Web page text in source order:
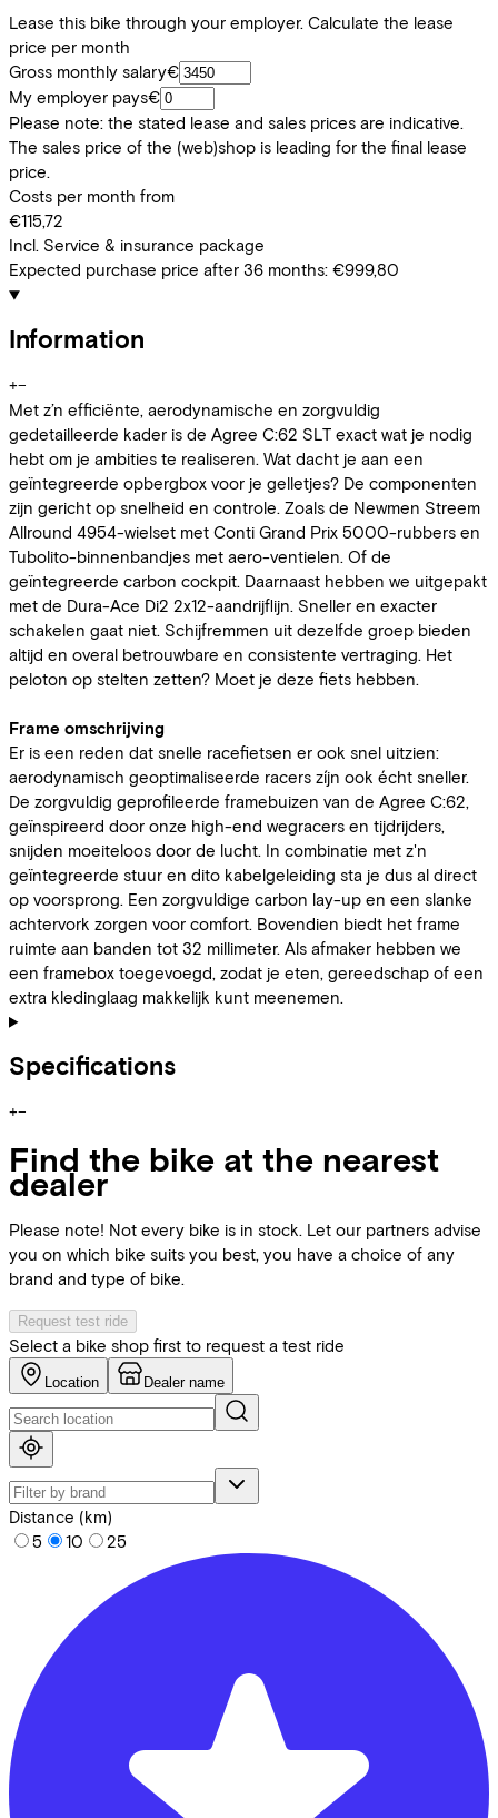
Lease this bike through your employer. Calculate the lease
price per month
Gross monthly salary€
My employer pays€
Please note: the stated lease and sales prices are indicative.
The sales price of the (web)shop is leading for the final lease
price.
Costs per month from
€115,72
Incl. Service & insurance package
Expected purchase price after 36 months: €999,80
Information
+−
Met z’n efficiënte, aerodynamische en zorgvuldig
gedetailleerde kader is de Agree C:62 SLT exact wat je nodig
hebt om je ambities te realiseren. Wat dacht je aan een
geïntegreerde opbergbox voor je gelletjes? De componenten
zijn gericht op snelheid en controle. Zoals de Newmen Streem
Allround 4954-wielset met Conti Grand Prix 5000-rubbers en
Tubolito-binnenbandjes met aero-ventielen. Of de
geïntegreerde carbon cockpit. Daarnaast hebben we uitgepakt
met de Dura-Ace Di2 2x12-aandrijflijn. Sneller en exacter
schakelen gaat niet. Schijfremmen uit dezelfde groep bieden
altijd en overal betrouwbare en consistente vertraging. Het
peloton op stelten zetten? Moet je deze fiets hebben.
Frame omschrijving
Er is een reden dat snelle racefietsen er ook snel uitzien:
aerodynamisch geoptimaliseerde racers zíjn ook écht sneller.
De zorgvuldig geprofileerde framebuizen van de Agree C:62,
geïnspireerd door onze high-end wegracers en tijdrijders,
snijden moeiteloos door de lucht. In combinatie met z'n
geïntegreerde stuur en dito kabelgeleiding sta je dus al direct
op voorsprong. Een zorgvuldige carbon lay-up en een slanke
achtervork zorgen voor comfort. Bovendien biedt het frame
ruimte aan banden tot 32 millimeter. Als afmaker hebben we
een framebox toegevoegd, zodat je eten, gereedschap of een
extra kledinglaag makkelijk kunt meenemen.
Specifications
+−
Find the bike at the nearest
dealer
Please note! Not every bike is in stock. Let our partners advise
you on which bike suits you best, you have a choice of any
brand and type of bike.
Request test ride
Select a bike shop first to request a test ride
Location Dealer name
Distance (km)
5
10 25